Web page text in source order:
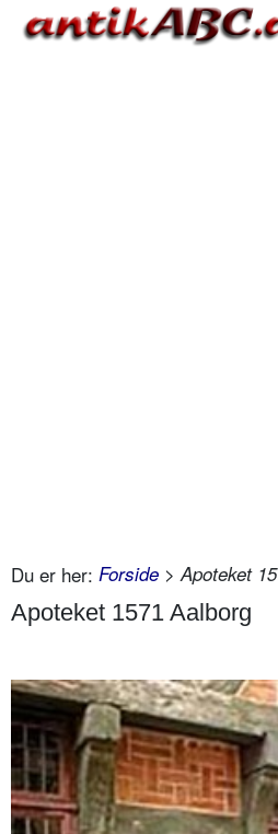
Du er her: Forside > Apoteket
Apoteket 1571 Aalborg